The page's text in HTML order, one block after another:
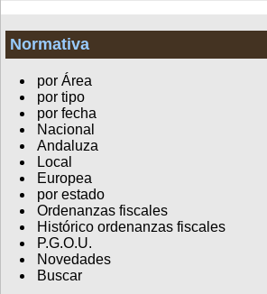
Normativa
por Área
por tipo
por fecha
Nacional
Andaluza
Local
Europea
por estado
Ordenanzas fiscales
Histórico ordenanzas fiscales
P.G.O.U.
Novedades
Buscar